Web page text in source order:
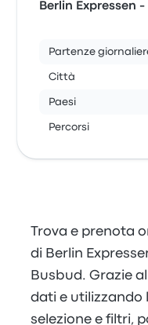
Berlin Expressen
Partenze
Città
Paesi
Percorsi
Trova e prenota
di Berlin
Busbud. Grazie
dati e utilizzando
selezione e filtri,